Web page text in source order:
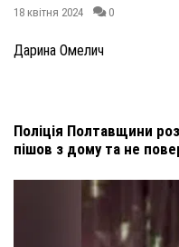
18 квітня 2024 0
Дарина Омелич
Поліція Полтавщини
пішов з дому та не